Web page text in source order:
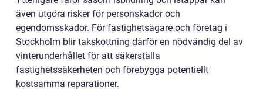
även utgöra risker för personskador och
egendomsskador. För fastighetsägare och företag i
Stockholm blir takskottning därför en nödvändig del av
vinterunderhållet för att säkerställa
fastighetssäkerheten och förebygga potentiellt
kostsamma reparationer.